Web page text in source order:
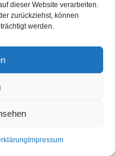
dieser Website verarbeiten.
zurückziehst, können
werden.
Impressum
Brackwede semti için
Emansipasyon, Bakım ve
Impressum
– 2026